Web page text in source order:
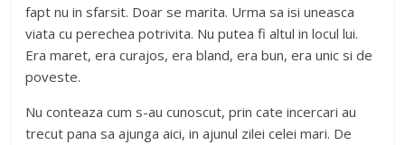
fapt nu in sfarsit. Doar se marita. Urma sa isi uneasca
viata cu perechea potrivita. Nu putea fi altul in locul lui.
Era maret, era curajos, era bland, era bun, era unic si de
poveste.
Nu conteaza cum s-au cunoscut, prin cate incercari au
trecut pana sa ajunga aici, in ajunul zilei celei mari. De